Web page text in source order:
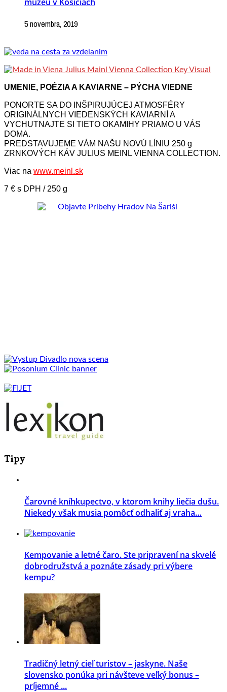
5 novembra, 2019
UMENIE, POÉZIA A KAVIARNE – PÝCHA VIEDNE
PONORTE SA DO INŠPIRUJÚCEJ ATMOSFÉRY
ORIGINÁLNYCH VIEDENSKÝCH KAVIARNÍ A
VYCHUTNAJTE SI TIETO OKAMIHY PRIAMO U VÁS
DOMA.
PREDSTAVUJEME VÁM NAŠU NOVÚ LÍNIU 250 g
ZRNKOVÝCH KÁV JULIUS MEINL VIENNA COLLECTION.
Viac na www.meinl.sk
7 € s DPH / 250 g
Tipy
Čarovné kníhkupectvo, v ktorom knihy liečia dušu.
Niekedy však musia pomôcť odhaliť aj vraha…
Kempovanie a letné čaro. Ste pripravení na skvelé
dobrodružstvá a poznáte zásady pri výbere
kempu?
Tradičný letný cieľ turistov – jaskyne. Naše
slovensko ponúka pri návšteve veľký bonus –
príjemné ...